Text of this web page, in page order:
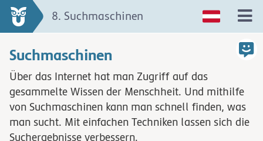
Suchmaschinen
Über das Internet hat man Zugriff auf das
gesammelte Wissen der Menschheit. Und mithilfe
von Suchmaschinen kann man schnell finden, was
man sucht. Mit einfachen Techniken lassen sich die
Suchergebnisse verbessern.
8. Suchmaschinen